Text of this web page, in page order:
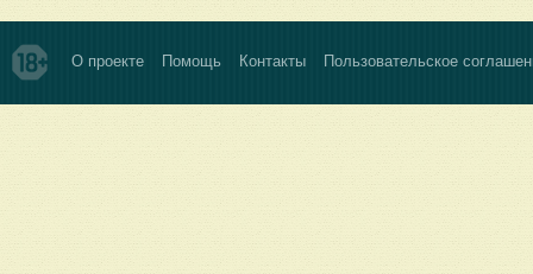
О проекте Помощь Контакты Пользовательское